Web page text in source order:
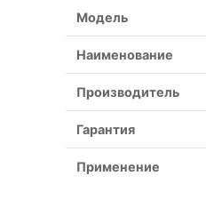
Модель
Наименование
Производитель
Гарантия
Применение